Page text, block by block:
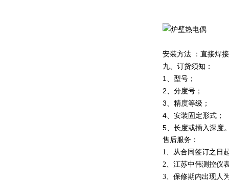
安装方法 ：直接焊
九、订货须知：
1、型号；
2、分度号；
3、精度等级；
4、安装固定形式；
5、长度或插入深度
售后服务：
1、从合同签订之日
2、江苏中伟测控仪
3、保修期内出现人